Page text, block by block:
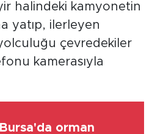
halindeki kamyonetin
yatıp, ilerleyen
çevredekiler
kamerasıyla
Bursa'da orman